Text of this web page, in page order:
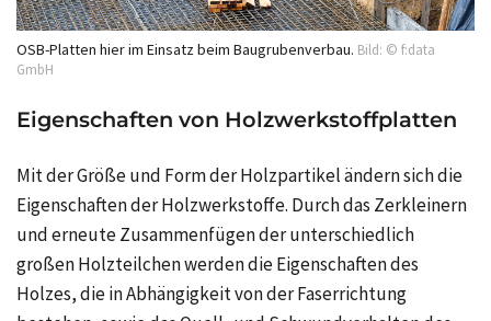
OSB-Platten hier im Einsatz beim Baugrubenverbau. Bild: © f:data
GmbH
Eigenschaften von Holzwerkstoffplatten
Mit der Größe und Form der Holzpartikel ändern sich die
Eigenschaften der Holzwerkstoffe. Durch das Zerkleinern
und erneute Zusammenfügen der unterschiedlich
großen Holzteilchen werden die Eigenschaften des
Holzes, die in Abhängigkeit von der Faserrichtung